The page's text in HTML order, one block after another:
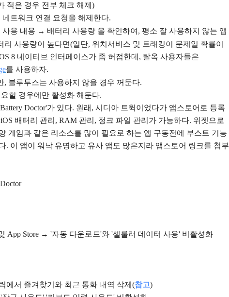
적은 경우 전부 체크 해제)
네트워크 연결 요청을 해제한다.
사용 내용 → 배터리 사용량 을 확인하여, 평소 잘 사용하지 않는 앱
리 사용량이 높다면(일단, 위치서비스 및 트래킹이 문제일 확률이
8 네이티브 인터페이스가 좀 허접한데, 탈옥 사용자들은
를 사용하자.
블루투스는 사용하지 않을 경우 꺼둔다.
할 경우에만 활성화 해둔다.
Doctor'가 있다. 원래, 시디아 트윅이었다가 앱스토어로 등록
배터리 관리, RAM 관리, 정크 파일 관리가 가능하다. 위젯으로
게임과 같은 리소스를 많이 필요로 하는 앱 구동전에 부스트 기능
. 이 앱이 워낙 유명하고 유사 앱도 많은지라 앱스토어 링크를 첨부
App Store → '자동 다운로드'와 '셀룰러 데이터 사용' 비활성화
에서 즐겨찾기와 최근 통화 내역 삭제(참고)